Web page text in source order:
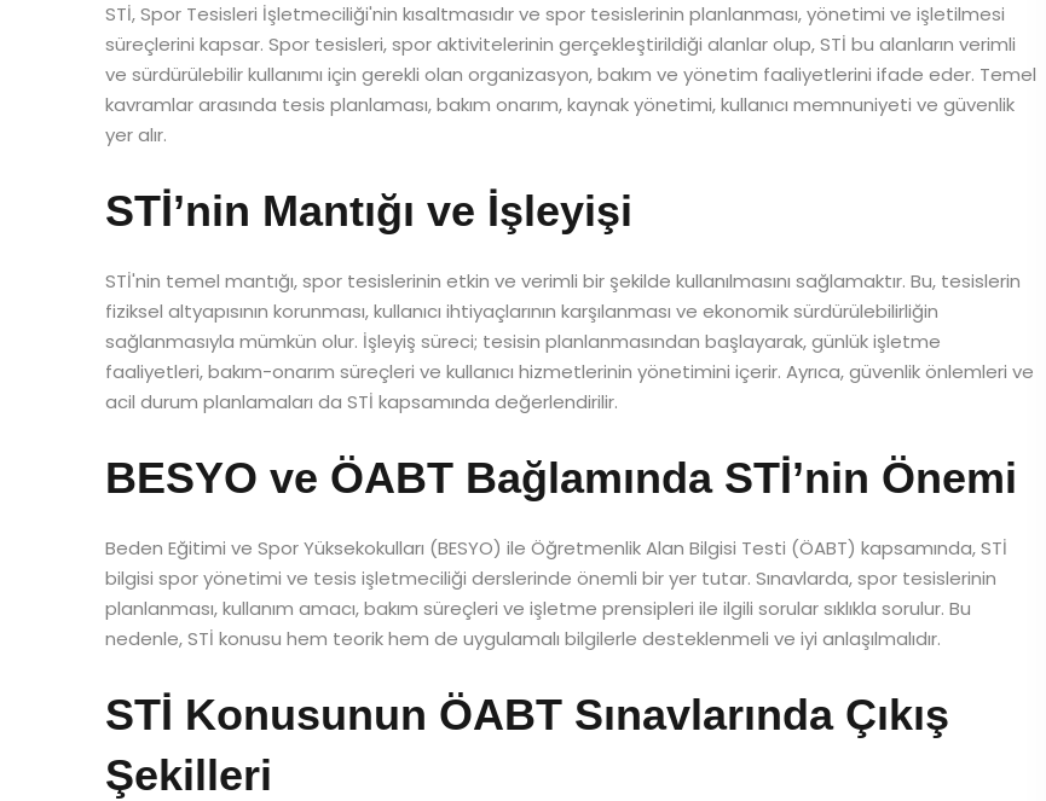
STİ, Spor Tesisleri İşletmeciliği'nin kısaltmasıdır ve spor tesislerinin planlanması, yönetimi ve işletilmesi
süreçlerini kapsar. Spor tesisleri, spor aktivitelerinin gerçekleştirildiği alanlar olup, STİ bu alanların verimli
ve sürdürülebilir kullanımı için gerekli olan organizasyon, bakım ve yönetim faaliyetlerini ifade eder. Temel
kavramlar arasında tesis planlaması, bakım onarım, kaynak yönetimi, kullanıcı memnuniyeti ve güvenlik
yer alır.
STİ’nin Mantığı ve İşleyişi
STİ'nin temel mantığı, spor tesislerinin etkin ve verimli bir şekilde kullanılmasını sağlamaktır. Bu, tesislerin
fiziksel altyapısının korunması, kullanıcı ihtiyaçlarının karşılanması ve ekonomik sürdürülebilirliğin
sağlanmasıyla mümkün olur. İşleyiş süreci; tesisin planlanmasından başlayarak, günlük işletme
faaliyetleri, bakım-onarım süreçleri ve kullanıcı hizmetlerinin yönetimini içerir. Ayrıca, güvenlik önlemleri ve
acil durum planlamaları da STİ kapsamında değerlendirilir.
BESYO ve ÖABT Bağlamında STİ’nin Önemi
Beden Eğitimi ve Spor Yüksekokulları (BESYO) ile Öğretmenlik Alan Bilgisi Testi (ÖABT) kapsamında, STİ
bilgisi spor yönetimi ve tesis işletmeciliği derslerinde önemli bir yer tutar. Sınavlarda, spor tesislerinin
planlanması, kullanım amacı, bakım süreçleri ve işletme prensipleri ile ilgili sorular sıklıkla sorulur. Bu
nedenle, STİ konusu hem teorik hem de uygulamalı bilgilerle desteklenmeli ve iyi anlaşılmalıdır.
STİ Konusunun ÖABT Sınavlarında Çıkış
Şekilleri